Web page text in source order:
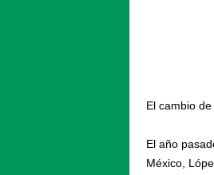
El cambio
El año
México,